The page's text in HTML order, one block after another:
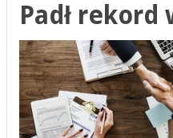
Padł rekord